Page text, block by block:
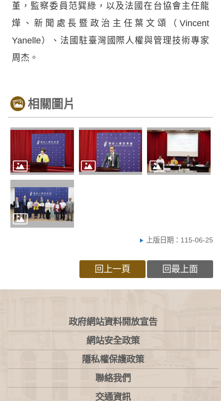
堇，監察委員范巽綠，以及法國在台協會主任龍
燁、新聞處長暨政治主任葉文頌（Vincent
Yanelle）、法國駐臺灣國際人權與管理技術專家
周杰。
相關圖片
上版日期：115-06-25
回上一頁 回最上面
:::
政府網站資料開放宣告
網站安全政策
隱私權保護政策
聯絡我們
交通資訊